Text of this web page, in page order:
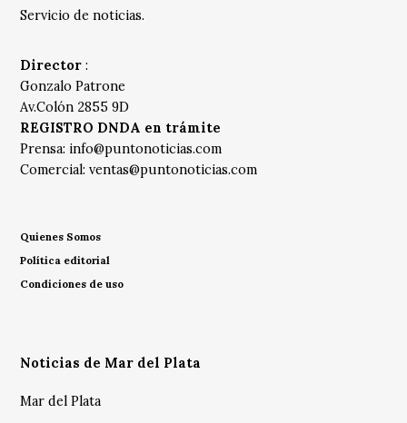
Servicio de noticias.
Director :
Gonzalo Patrone
Av.Colón 2855 9D
REGISTRO DNDA en trámite
Prensa: info@puntonoticias.com
Comercial:ventas@puntonoticias.com
Quienes Somos
Política editorial
Condiciones de uso
Noticias de Mar del Plata
Mar del Plata